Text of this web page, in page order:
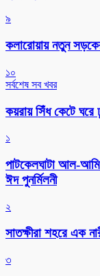
৯
কলারোয়ায় নতুন
১০
সর্বশেষ সব খবর
কয়রায় সিঁধ কেটে ঘরে
১
পাটকেলঘাটা আল-
ঈদ পুনর্মিলনী
২
সাতক্ষীরা শহরে এক
৩